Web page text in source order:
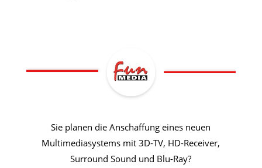
Sie planen die Anschaffung eines neuen
Multimediasystems mit 3D-TV, HD-Receiver,
Surround Sound und Blu-Ray?